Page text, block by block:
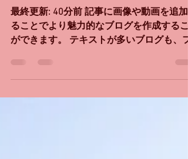
最終更新: 40分前 記事に画像や動画を追加
ることでより魅力的なブログを作成するこ
ができます。 テキストが多いブログも、フ
画像・動画は全幅、フィット、コンパクト
大きさを変更できます。投稿...